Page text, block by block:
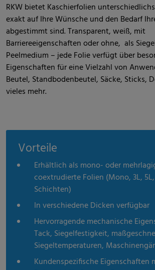
RKW bietet Kaschierfolien
exakt auf Ihre Wünsche und den Bedarf
abgestimmt sind. Transparent, weiß, mit
Barriereeigenschaften oder ohne, als
Peelmedium – jede Folie verfügt über
Eigenschaften für eine Vielzahl von
Beutel, Standbodenbeutel, Säcke, Sticks,
vieles mehr.
Vorteile
Erhältlich als mono- oder
coextrudierte Folien (Mono, 3L,
Schichten)
In verschiedene Dicken verfügbar
Hervorragende mechanische
Tack, Siegelfestigkeit,
Siegeltemperaturen,
Kundenspezifische Eigenschaften